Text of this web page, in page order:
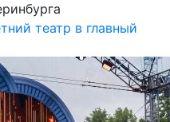
театр в главный